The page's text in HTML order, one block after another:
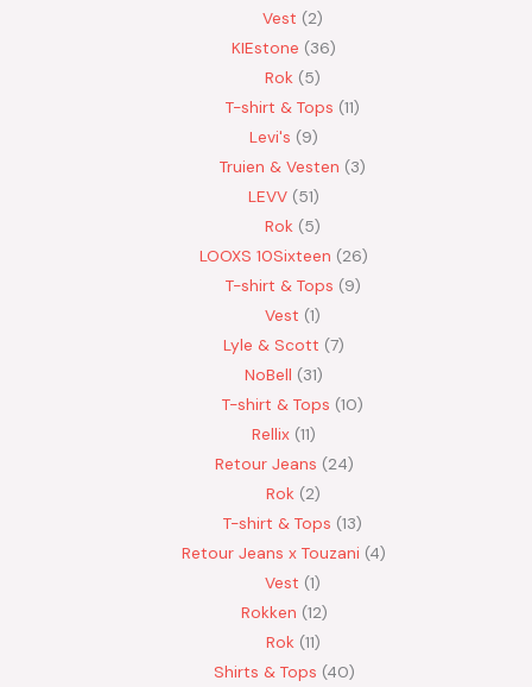
Vest
2
KIEstone
36
Rok 5
T-shirt & Tops 11
Levi's
9
Truien & Vesten
3
LEVV 51
Rok 5
LOOXS 10Sixteen
26
T-shirt & Tops 9
Vest 1
Lyle & Scott 7
NoBell
31
T-shirt & Tops 10
Rellix 11
Retour Jeans 24
Rok 2
T-shirt & Tops 13
Retour Jeans x Touzani 4
Vest 1
Rokken 12
Rok 11
Shirts & Tops 40